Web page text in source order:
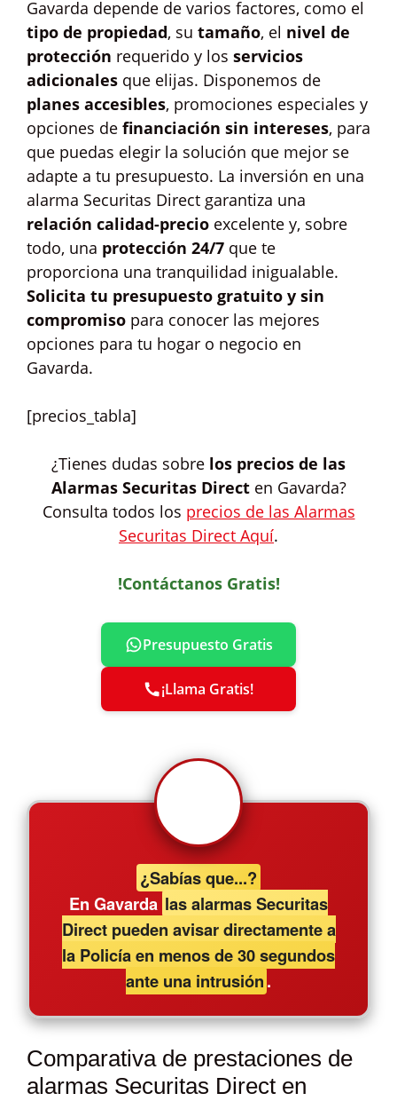
Gavarda depende de varios factores, como el
tipo de propiedad, su tamaño, el nivel de
protección requerido y los servicios
adicionales que elijas. Disponemos de
planes accesibles, promociones especiales y
opciones de financiación sin intereses, para
que puedas elegir la solución que mejor se
adapte a tu presupuesto. La inversión en una
alarma Securitas Direct garantiza una
relación calidad-precio excelente y, sobre
todo, una protección 24/7 que te
proporciona una tranquilidad inigualable.
Solicita tu presupuesto gratuito y sin
compromiso para conocer las mejores
opciones para tu hogar o negocio en
Gavarda.
[precios_tabla]
¿Tienes dudas sobre los precios de las
Alarmas Securitas Directen Gavarda?
Consulta todos los precios de las Alarmas
Securitas Direct Aquí.
!Contáctanos Gratis!
Presupuesto Gratis
¡Llama Gratis!
¿Sabías que...?
En Gavarda las alarmas Securitas
Direct pueden avisar directamente a
la Policía en menos de 30 segundos
ante una intrusión.
Comparativa de prestaciones de
alarmas Securitas Direct en